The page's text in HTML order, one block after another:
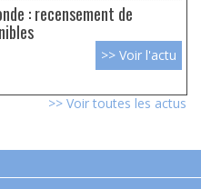
: recensement de
>> Voir l'actu
>> Voir toutes les actus